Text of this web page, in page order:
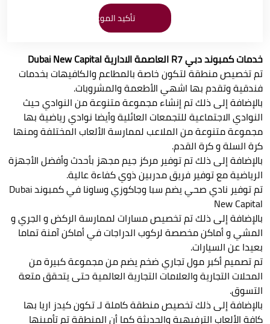
خدمات كمبوند دبي R7 العاصمة الادارية Dubai New Capital
تم تخصيص منطقة لتكون خاصة بالمطاعم والكافيهات بخدمات
فندقية وتقدم بها اشهي الأطعمة والمشروبات.
بالإضافة إلى ذلك تم إنشاء مجموعة متنوعة من النوادي حيث
النوادي الاجتماعية للتجمعات العائلية وأيضا نوادي رياضية بها
مجموعة متنوعة من الملاعب لممارسة الألعاب المختلفة ومنها
كرة السلة و كرة القدم.
بالإضافة إلى ذلك تم توفير مركز جيم مجهز بأحدث وأفضل الأجهزة
الرياضية مع توفير فريق مدربين ذوي كفاءة عالية.
تم توفير نادي صحي يضم سبا وجاكوزي وساونا في كمبوند Dubai
New Capital
بالإضافة إلى ذلك تم تخصيص مسارات لممارسة الركض و الجري و
المشي و أماكن مخصصة لركوب الدراجات في أماكن آمنة تماما
بعيدا عن السيارات.
تم تصميم أكبر مول تجاري ضخم يضم من مجموعة كبيرة من
المحلات التجارية والعلامات التجارية العالمية حتى يتحقق متعة
التسوق.
بالإضافة إلى ذلك تخصيص منطقة كاملة لـ تكون كيدز اريا بها
كافة الألعاب الترفيهية والحديثة كما أن المنطقة تم تأمينها